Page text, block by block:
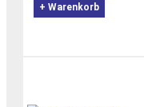
+ Warenkorb